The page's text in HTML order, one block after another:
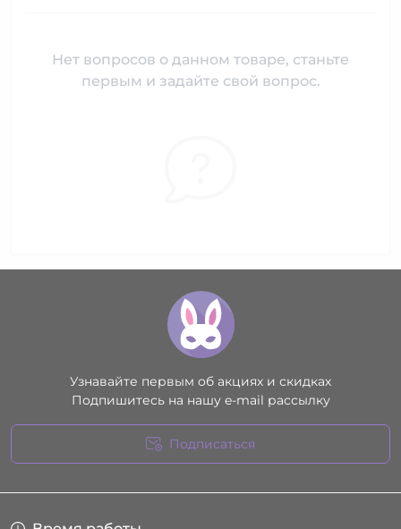
Нет вопросов о данном товаре, станьте
первым и задайте свой вопрос.
Узнавайте первым об акциях и скидках
Подпишитесь на нашу e-mail рассылку
Подписаться